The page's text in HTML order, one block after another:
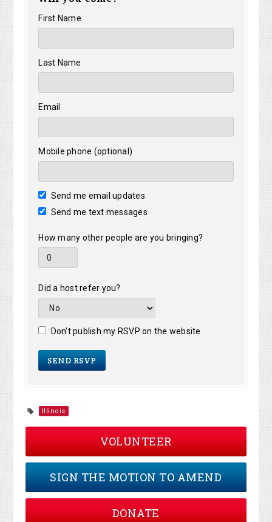
First Name
Last Name
Email
Mobile phone (optional)
Send me email updates
Send me text messages
How many other people are you bringing?
Did a host refer you?
Don't publish my RSVP on the website
Illinois
VOLUNTEER
SIGN THE MOTION TO AMEND
DONATE